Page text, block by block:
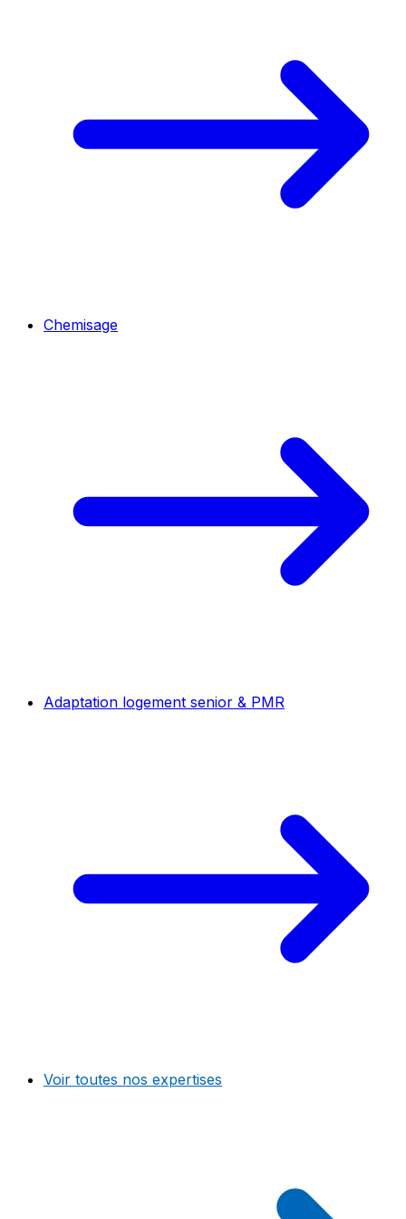
Chemisage
Adaptation logement senior & PMR
Voir toutes nos expertises